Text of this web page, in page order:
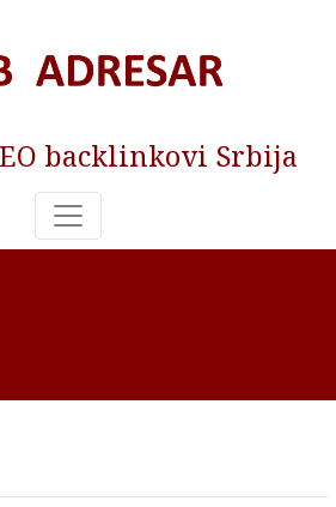
backlinkovi Srbija